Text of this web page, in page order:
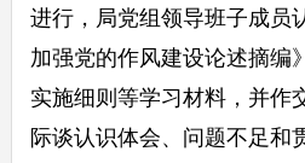
进行，局党组领导班子成员
加强党的作风建设论述摘编
实施细则等学习材料，并作
际谈认识体会、问题不足和